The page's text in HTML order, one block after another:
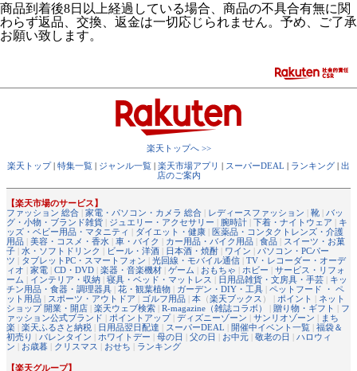
商品到着後8日以上経過している場合、商品の不具合有無に関
わらず返品、交換、返金は一切応じられません。予め、ご了承
お願い致します。
楽天トップへ >>
楽天トップ| 特集一覧 | ジャンル一覧 | 楽天市場アプリ | スーパーDEAL | ランキング | 出
店のご案内
【楽天市場のサービス】
ファッション 総合 | 家電・パソコン・カメラ 総合 | レディースファッション | 靴 | バッ
グ・小物・ブランド雑貨 | ジュエリー・アクセサリー | 腕時計 | 下着・ナイトウェア | キ
ッズ・ベビー用品・マタニティ | ダイエット・健康 | 医薬品・コンタクトレンズ・介護
用品 | 美容・コスメ・香水 | 車・バイク | カー用品・バイク用品 | 食品 | スイーツ・お菓
子 | 水・ソフトドリンク | ビール・洋酒 | 日本酒・焼酎 | ワイン | パソコン・PCパー
ツ | タブレットPC・スマートフォン | 光回線・モバイル通信 | TV・レコーダー・オーデ
ィオ | 家電 | CD・DVD | 楽器・音楽機材 | ゲーム | おもちゃ | ホビー | サービス・リフォ
ーム | インテリア・収納 | 寝具・ベッド・マットレス | 日用品雑貨・文房具・手芸 | キッ
チン用品・食器・調理器具 | 花・観葉植物 | ガーデン・DIY・工具 | ペットフード ・ ペ
ット用品 | スポーツ・アウトドア | ゴルフ用品 | 本 （楽天ブックス ） | ポイント | ネット
ショップ 開業・開店 | 楽天ウェブ検索 | R-magazine（雑誌コラボ） | 贈り物・ギフト | フ
ァッション公式ブランド | ポイントアップ| ディズニーゾーン | サンリオゾーン | まち
楽 | 楽天ふるさと納税 | 日用品翌日配達 | スーパーDEAL | 開催中イベント一覧 | 福袋＆
初売り | バレンタイン | ホワイトデー | 母の日 | 父の日 | お中元 | 敬老の日 | ハロウィ
ン | お歳暮 | クリスマス | おせち | ランキング
【楽天グループ】